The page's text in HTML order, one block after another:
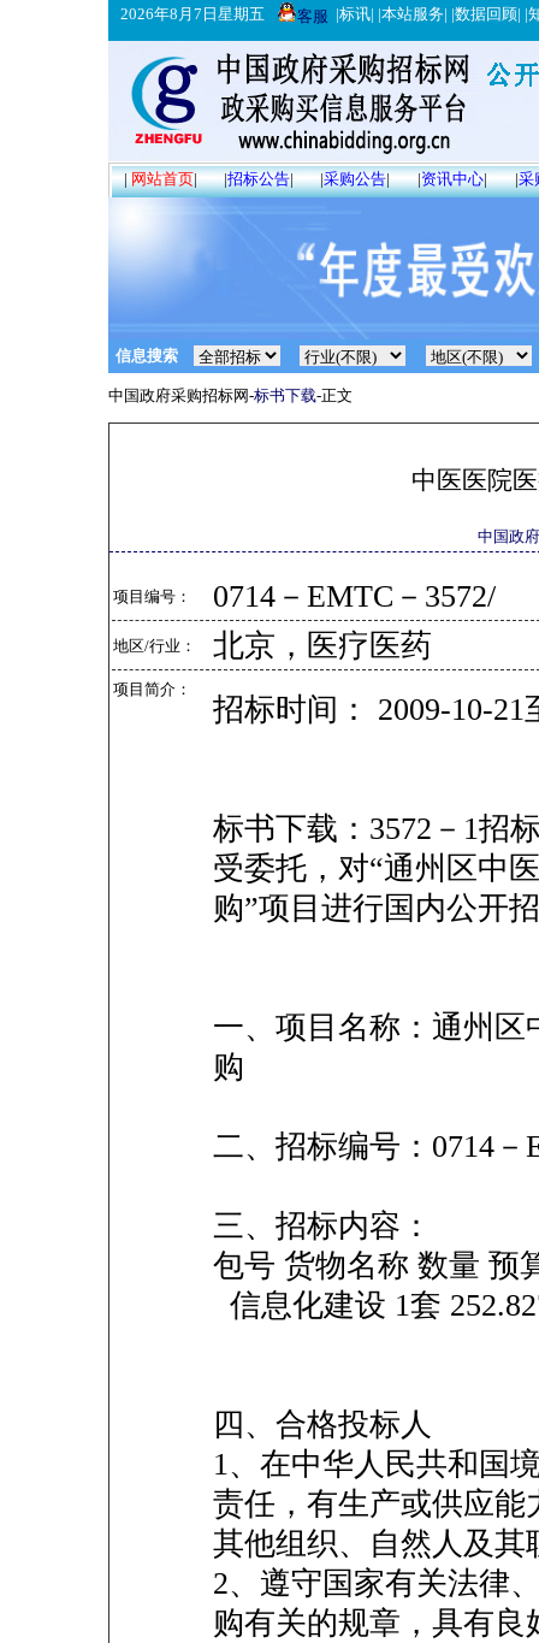
2026年8月7日星期五 客服 |标讯| |本站服务| |数据回顾| |
|网站首页| |招标公告| |采购公告| |资讯中心| |采
信息搜索
中国政府采购招标网-标书下载-正文
中医医院
中国政
项目编号： 0714－EMTC－3572/
地区/行业： 北京，医疗医药
项目简介：
招标时间： 2009-10-21
标书下载：3572－1招
受委托，对“通州区中
购”项目进行国内公开
一、项目名称：通州
购
二、招标编号：0714－
三、招标内容：
包号 货物名称 数量 预
信息化建设 1套
四、合格投标人
1、在中华人民共和国
责任，有生产或供应
其他组织、自然人及其
2、遵守国家有关法律
购有关的规章，具有